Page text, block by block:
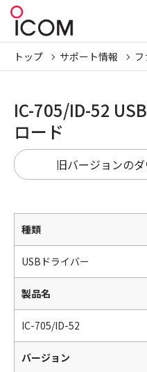
トップ サポート情報
IC-705/ID-52
ロード
旧バージョンの
種類
USBドライバー
製品名
IC-705/ID-52
バージョン